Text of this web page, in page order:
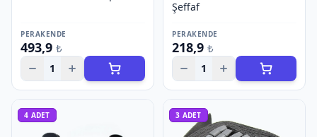
PERAKENDE
493,9 ₺
1
Şeffaf
PERAKENDE
218,9 ₺
1
4 ADET 3 ADET